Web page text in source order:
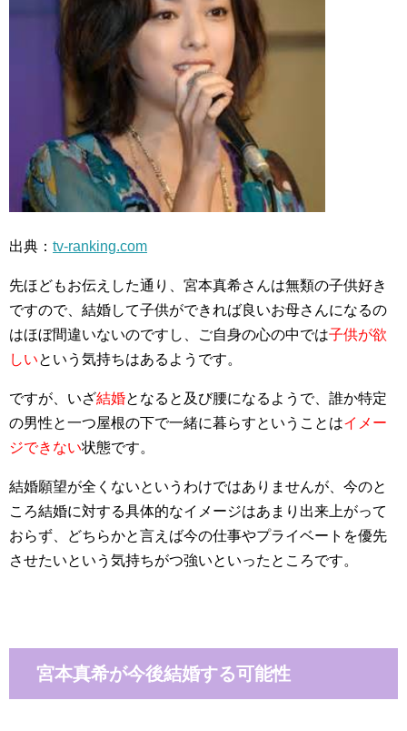
出典： tv-ranking.com
先ほどもお伝えした通り、宮本真希さんは無類の子供好き
ですので、結婚して子供ができれば良いお母さんになるの
はほぼ間違いないのですし、ご自身の心の中では子供が欲
しいという気持ちはあるようです。
ですが、いざ結婚となると及び腰になるようで、誰か特定
の男性と一つ屋根の下で一緒に暮らすということはイメー
ジできない状態です。
結婚願望が全くないというわけではありませんが、今のと
ころ結婚に対する具体的なイメージはあまり出来上がって
おらず、どちらかと言えば今の仕事やプライベートを優先
させたいという気持ちがつ強いといったところです。
宮本真希が今後結婚する可能性